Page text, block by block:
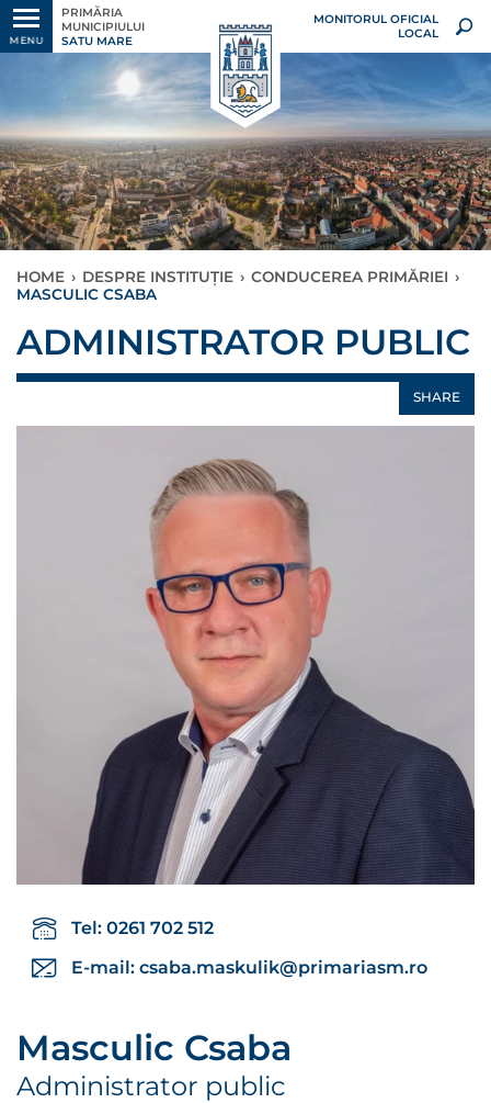
MENU
PRIMĂRIA
MUNICIPIULUI
SATU MARE
MONITORUL OFICIAL
LOCAL
HOME › DESPRE INSTITUȚIE › CONDUCEREA PRIMĂRIEI ›
MASCULIC CSABA
ADMINISTRATOR PUBLIC
SHARE
Tel: 0261 702 512
E-mail: csaba.maskulik@primariasm.ro
Masculic Csaba
Administrator public